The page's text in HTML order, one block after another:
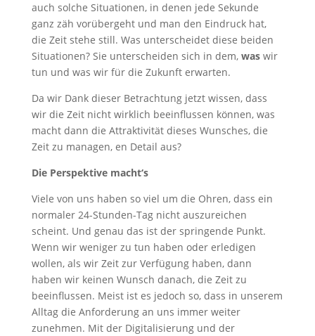
auch solche Situationen, in denen jede Sekunde
ganz zäh vorübergeht und man den Eindruck hat,
die Zeit stehe still. Was unterscheidet diese beiden
Situationen? Sie unterscheiden sich in dem, waswir
tun und was wir für die Zukunft erwarten.
Da wir Dank dieser Betrachtung jetzt wissen, dass
wir die Zeit nicht wirklich beeinflussen können, was
macht dann die Attraktivität dieses Wunsches, die
Zeit zu managen, en Detail aus?
Die Perspektive macht‘s
Viele von uns haben so viel um die Ohren, dass ein
normaler 24-Stunden-Tag nicht auszureichen
scheint. Und genau das ist der springende Punkt.
Wenn wir weniger zu tun haben oder erledigen
wollen, als wir Zeit zur Verfügung haben, dann
haben wir keinen Wunsch danach, die Zeit zu
beeinflussen. Meist ist es jedoch so, dass in unserem
Alltag die Anforderung an uns immer weiter
zunehmen. Mit der Digitalisierung und der